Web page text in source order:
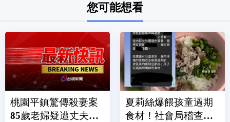
您可能想看
桃園平鎮驚傳殺妻案
85歲老婦疑遭丈夫殺
夏莉絲爆餵孩童過期
食材！社會局稽查